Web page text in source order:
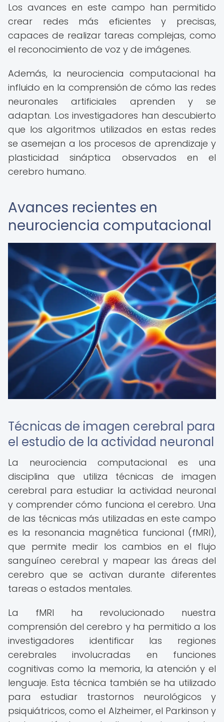
Los avances en este campo han permitido
crear redes más eficientes y precisas,
capaces de realizar tareas complejas, como
el reconocimiento de voz y de imágenes.
Además, la neurociencia computacional ha
influido en la comprensión de cómo las redes
neuronales artificiales aprenden y se
adaptan. Los investigadores han descubierto
que los algoritmos utilizados en estas redes
se asemejan a los procesos de aprendizaje y
plasticidad sináptica observados en el
cerebro humano.
Avances recientes en
neurociencia computacional
Técnicas de imagen cerebral para
el estudio de la actividad neuronal
La neurociencia computacional es una
disciplina que utiliza técnicas de imagen
cerebral para estudiar la actividad neuronal
y comprender cómo funciona el cerebro. Una
de las técnicas más utilizadas en este campo
es la resonancia magnética funcional (fMRI),
que permite medir los cambios en el flujo
sanguíneo cerebral y mapear las áreas del
cerebro que se activan durante diferentes
tareas o estados mentales.
La fMRI ha revolucionado nuestra
comprensión del cerebro y ha permitido a los
investigadores identificar las regiones
cerebrales involucradas en funciones
cognitivas como la memoria, la atención y el
lenguaje. Esta técnica también se ha utilizado
para estudiar trastornos neurológicos y
psiquiátricos, como el Alzheimer, el Parkinson y